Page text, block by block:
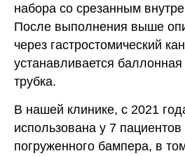
набора со срезанным
После выполнения выше
через гастростомический
устанавливается баллонная
трубка.
В нашей клинике, с 2021
использована у 7
погруженного бампера, в